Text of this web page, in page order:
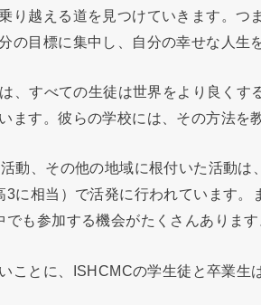
り越える道を見つけていきます。
の目標に集中し、自分の幸せな人生
、すべての生徒は世界をより良くす
ます。彼らの学校には、その方法を
動、その他の地域に根付いた活動は
3に相当）で活発に行われています
でも参加する機会がたくさんあります
ことに、ISHCMCの学生徒と卒業生